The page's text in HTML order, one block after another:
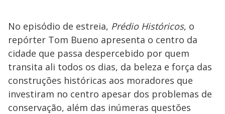
No episódio de estreia, Prédio Históricos, o
repórter Tom Bueno apresenta o centro da
cidade que passa despercebido por quem
transita ali todos os dias, da beleza e força das
construções históricas aos moradores que
investiram no centro apesar dos problemas de
conservação, além das inúmeras questões